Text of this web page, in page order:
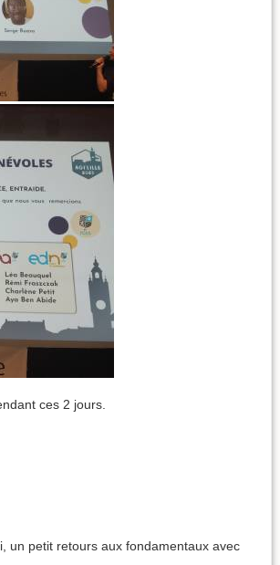
ces 2 jours.
un petit retours aux fondamentaux avec